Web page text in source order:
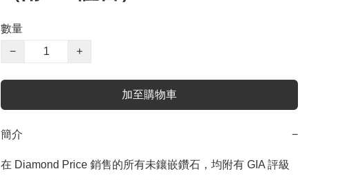
數量
−
+
加至購物車
簡介 −
在 Diamond Price 銷售的所有未鑲嵌鑽石，均附有 GIA 評級